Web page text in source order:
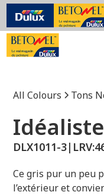
All Colours Tons
Idéaliste
DLX1011-3| LRV:
Ce gris pur un peu
l’extérieur et